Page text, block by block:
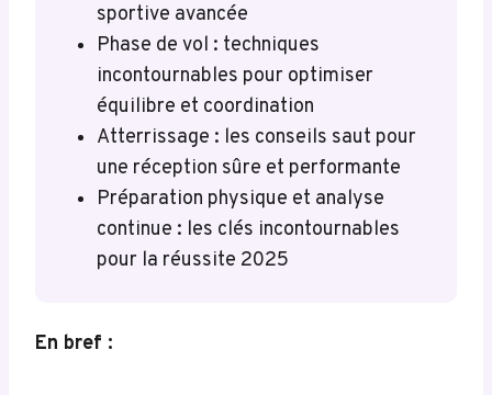
sportive avancée
Phase de vol : techniques
incontournables pour optimiser
équilibre et coordination
Atterrissage : les conseils saut pour
une réception sûre et performante
Préparation physique et analyse
continue : les clés incontournables
pour la réussite 2025
En bref :